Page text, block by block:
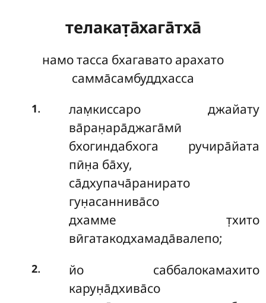
телакат̣а̄хага̄тха̄
намо тасса бхагавато арахато
самма̄самбуддхасса
1.
лам̣киссаро джайату
ва̄ран̣ара̄джага̄мӣ
бхогиндабхога ручира̄йата
пӣн̣а ба̄ху,
са̄дхупача̄ранирато
гун̣асаннива̄со
дхамме т̣хито
вӣгатакодхамада̄валепо;
2.
йо саббалокамахито
карун̣а̄дхива̄со